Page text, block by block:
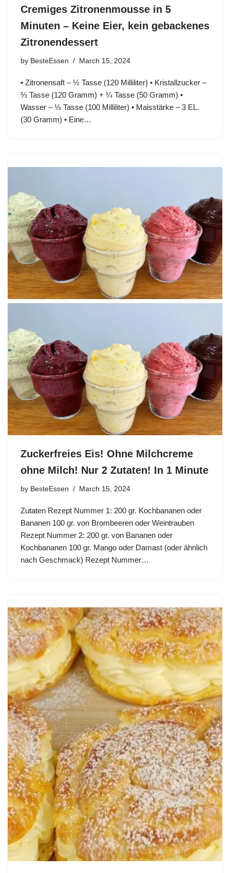
Cremiges Zitronenmousse in 5
Minuten – Keine Eier, kein gebackenes
Zitronendessert
by BesteEssen March 15, 2024
• Zitronensaft – ½ Tasse (120 Milliliter) • Kristallzucker –
⅔ Tasse (120 Gramm) + ¼ Tasse (50 Gramm) •
Wasser – ⅓ Tasse (100 Milliliter) • Maisstärke – 3 EL.
(30 Gramm) • Eine…
Zuckerfreies Eis! Ohne Milchcreme
ohne Milch! Nur 2 Zutaten! In 1 Minute
by BesteEssen March 15, 2024
Zutaten Rezept Nummer 1: 200 gr. Kochbananen oder
Bananen 100 gr. von Brombeeren oder Weintrauben
Rezept Nummer 2: 200 gr. von Bananen oder
Kochbananen 100 gr. Mango oder Damast (oder ähnlich
nach Geschmack) Rezept Nummer…